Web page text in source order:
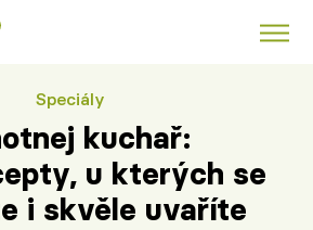
k večeři
Speciály
kuchař:
u kterých se
i skvěle uvaříte